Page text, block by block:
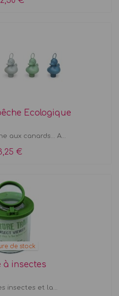
Ecologique
aux canards... A...
€
de stock
à insectes
insectes et la...